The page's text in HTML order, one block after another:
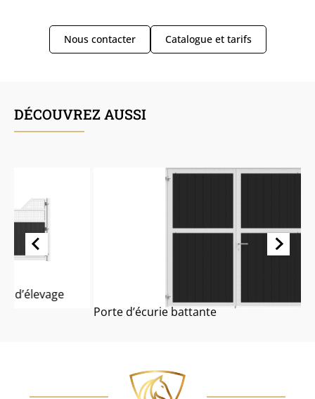
Nous contacter Catalogue et tarifs
DÉCOUVREZ AUSSI
Porte d’écurie battante